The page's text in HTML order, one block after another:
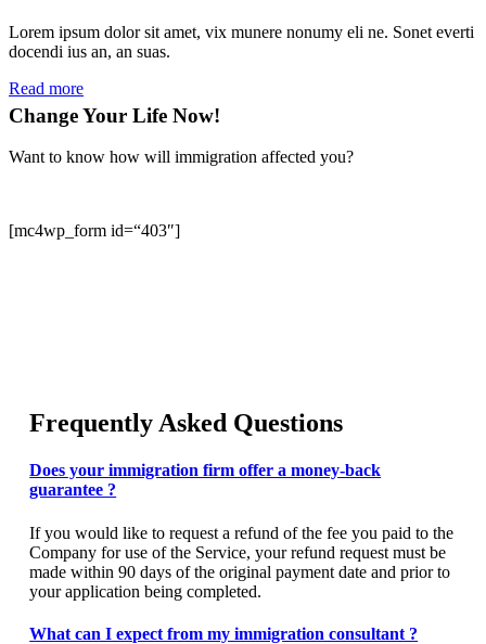
Lorem ipsum dolor sit amet, vix munere nonumy eli ne. Sonet everti
docendi ius an, an suas.
Read more
Change Your Life Now!
Want to know how will immigration affected you?
[mc4wp_form id=“403″]
Frequently Asked Questions
Does your immigration firm offer a money-back
guarantee ?
If you would like to request a refund of the fee you paid to the
Company for use of the Service, your refund request must be
made within 90 days of the original payment date and prior to
your application being completed.
What can I expect from my immigration consultant ?